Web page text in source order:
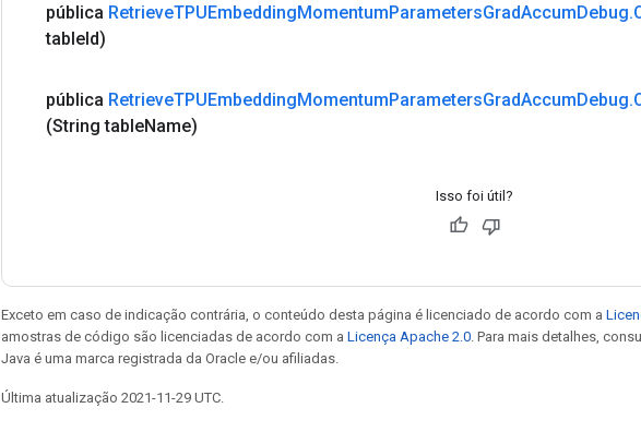
pública RetrieveTPUEmbeddingMomentumParametersGradAccumDebug.
tableId)
pública RetrieveTPUEmbeddingMomentumParametersGradAccumDebug.
(String tableName)
Isso foi útil?
Exceto em caso de indicação contrária, o conteúdo desta página é licenciado de acordo com a
amostras de código são licenciadas de acordo com a Licença Apache 2.0 . Para mais detalhes,
Java é uma marca registrada da Oracle e/ou afiliadas.
Última atualização 2021-11-29 UTC.